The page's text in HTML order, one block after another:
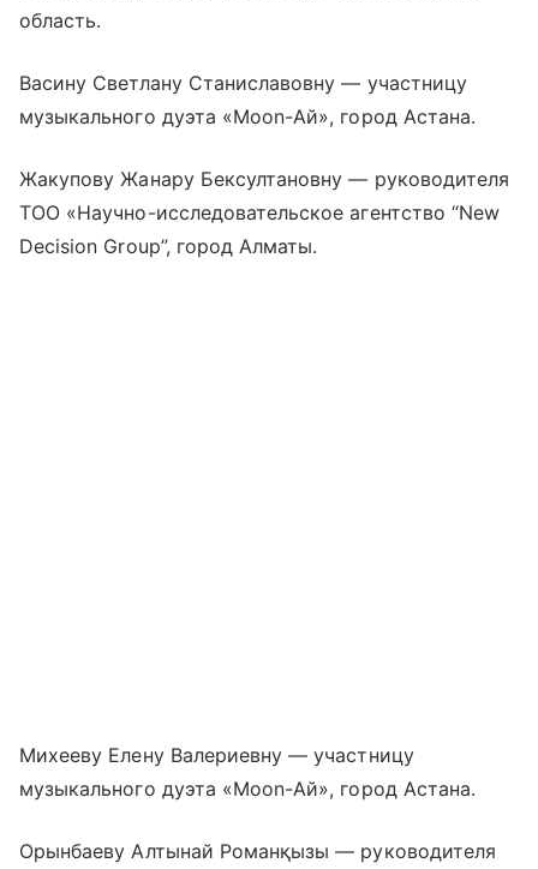
область.
Васину Светлану Станиславовну — участницу
музыкального дуэта «Moon-Ай», город Астана.
Жакупову Жанару Бексултановну — руководителя
ТОО «Научно-исследовательское агентство “New
Decision Group”, город Алматы.
Михееву Елену Валериевну — участницу
музыкального дуэта «Moon-Ай», город Астана.
Орынбаеву Алтынай Романқызы — руководителя